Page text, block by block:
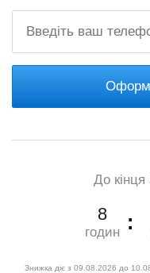
До кінця
8
годин
Знижка діє з 09.08.2026 до